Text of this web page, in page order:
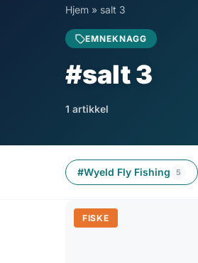
Hjem » salt 3
EMNEKNAGG
#salt 3
1 artikkel
#Wyeld Fly Fishing 5
FISKE